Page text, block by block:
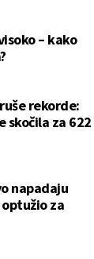
– kako
rekorde:
skočila za 622
napadaju
optužio za